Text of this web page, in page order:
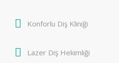
Konforlu Diş Kliniği
Lazer Diş Hekimliği